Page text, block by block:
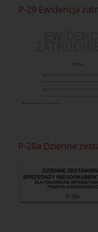
P-29 Ewidencja
P-28a Dzienne